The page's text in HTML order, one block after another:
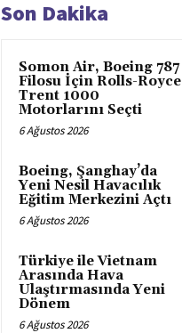
Son Dakika
Somon Air, Boeing 787
Filosu İçin Rolls-Royce
Trent 1000
Motorlarını Seçti
6 Ağustos 2026
Boeing, Şanghay’da
Yeni Nesil Havacılık
Eğitim Merkezini Açtı
6 Ağustos 2026
Türkiye ile Vietnam
Arasında Hava
Ulaştırmasında Yeni
Dönem
6 Ağustos 2026